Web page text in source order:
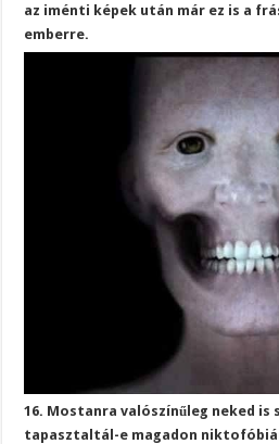
az iménti képek után már ez is a
emberre.
16. Mostanra valószínűleg neked
tapasztaltál-e magadon